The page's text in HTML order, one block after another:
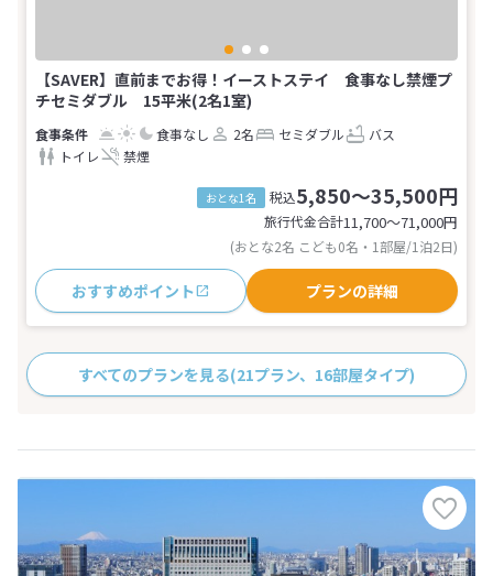
【SAVER】直前までお得！イーストステイ 食事なし禁煙プ
チセミダブル 15平米(2名1室)
食事なし 2名 セミダブル
バス
トイレ
禁煙
おとな1名 税込5,850～35,500円
旅行代金合計11,700〜71,000円
(おとな2名 こども0名・1部屋/1泊2日)
おすすめポイント プランの詳細
すべてのプランを見る(21プラン、16部屋タイプ)